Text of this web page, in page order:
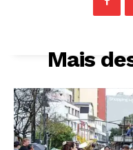
Mais